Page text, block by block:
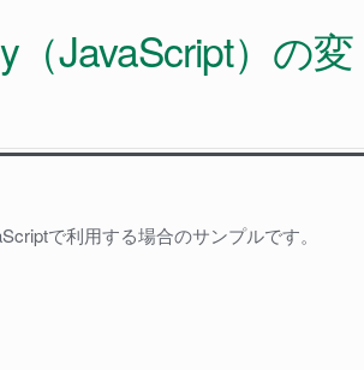
JavaScript）の変
で利用する場合のサンプルです。